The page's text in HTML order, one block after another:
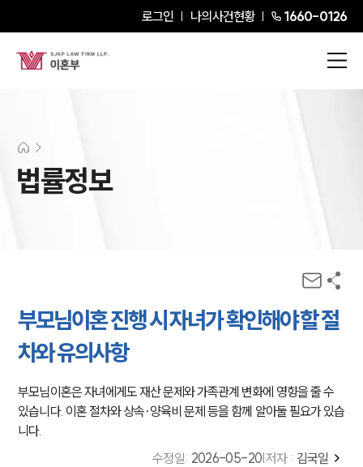
로그인 나의사건현황 1660-0126
법률정보
부모님이혼 진행 시 자녀가 확인해야 할 절
차와 유의사항
부모님이혼은 자녀에게도 재산 문제와 가족관계 변화에 영향을 줄 수
있습니다. 이혼 절차와 상속·양육비 문제 등을 함께 알아둘 필요가 있습
니다.
수정일: 2026-05-20 저자 : 김국일